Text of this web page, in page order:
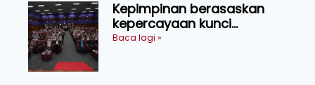
Kepimpinan berasaskan
kepercayaan kunci
kecemerlangan institusi -
Baca lagi »